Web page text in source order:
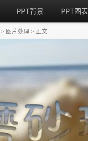
PPT背景 PPT图表
> 图片处理 > 正文